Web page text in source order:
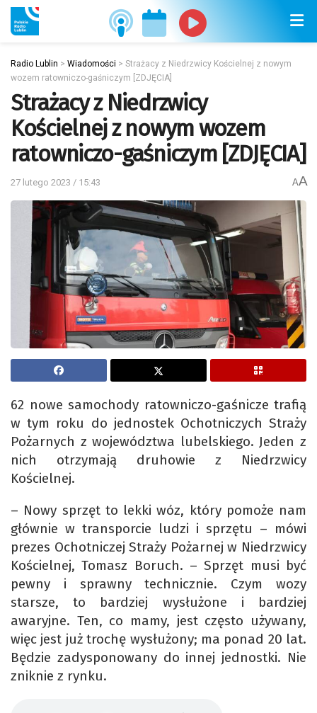
Radio Lublin > Wiadomości > Strażacy z Niedrzwicy Kościelnej z nowym
wozem ratowniczo-gaśniczym [ZDJĘCIA]
Strażacy z Niedrzwicy
Kościelnej z nowym wozem
ratowniczo-gaśniczym [ZDJĘCIA]
27 lutego 2023 / 15:43 AA
62 nowe samochody ratowniczo-gaśnicze trafią
w tym roku do jednostek Ochotniczych Straży
Pożarnych z województwa lubelskiego. Jeden z
nich otrzymają druhowie z Niedrzwicy
Kościelnej.
– Nowy sprzęt to lekki wóz, który pomoże nam
głównie w transporcie ludzi i sprzętu – mówi
prezes Ochotniczej Straży Pożarnej w Niedrzwicy
Kościelnej, Tomasz Boruch. – Sprzęt musi być
pewny i sprawny technicznie. Czym wozy
starsze, to bardziej wysłużone i bardziej
awaryjne. Ten, co mamy, jest często używany,
więc jest już trochę wysłużony; ma ponad 20 lat.
Będzie zadysponowany do innej jednostki. Nie
zniknie z rynku.